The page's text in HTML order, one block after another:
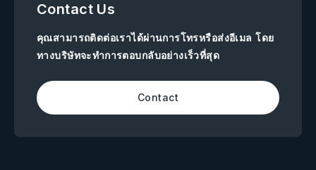
Contact Us
คุณสามารถติดต่อเราได้ผ่านการโทรหรือส่งอีเมล โดย
ทางบริษัทจะทำการตอบกลับอย่างเร็วที่สุด
Contact